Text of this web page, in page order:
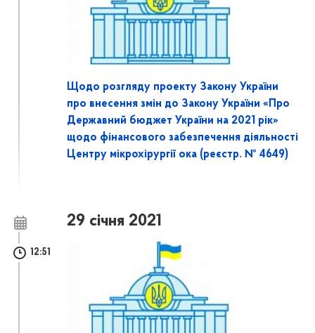
Щодо розгляду проекту Закону України
про внесення змін до Закону України «Про
Державний бюджет України на 2021 рік»
щодо фінансового забезпечення діяльності
Центру мікрохірургії ока (реєстр. № 4649)
29 січня 2021
12:51